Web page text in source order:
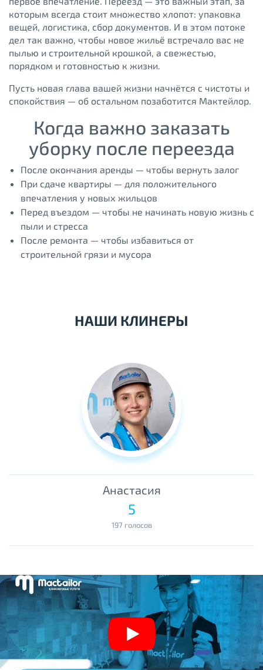
которым всегда стоит множество хлопот: упаковка
вещей, логистика, сбор документов. И в этом потоке
дел так важно, чтобы новое жильё встречало вас не
пылью и строительной крошкой, а свежестью,
порядком и готовностью к жизни.
Пусть новая глава вашей жизни начнётся с чистоты и
спокойствия — об остальном позаботится Мактейлор.
Когда важно заказать
уборку после переезда
После окончания аренды — чтобы вернуть залог
При сдаче квартиры — для положительного
впечатления у новых жильцов
Перед въездом — чтобы не начинать новую жизнь с
пыли и стресса
После ремонта — чтобы избавиться от
строительной грязи и мусора
НАШИ КЛИНЕРЫ
Анастасия
5
197 голосов